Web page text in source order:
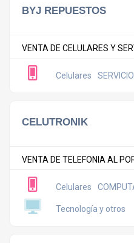
BYJ REPUESTOS
VENTA DE CELULARES Y
Celulares
CELUTRONIK
VENTA DE TELEFONIA AL
Celulares
Tecnología y otros